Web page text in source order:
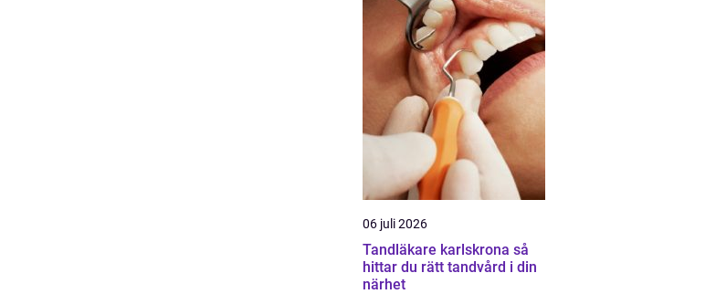
06 juli 2026
Tandläkare karlskrona så
hittar du rätt tandvård i din
närhet